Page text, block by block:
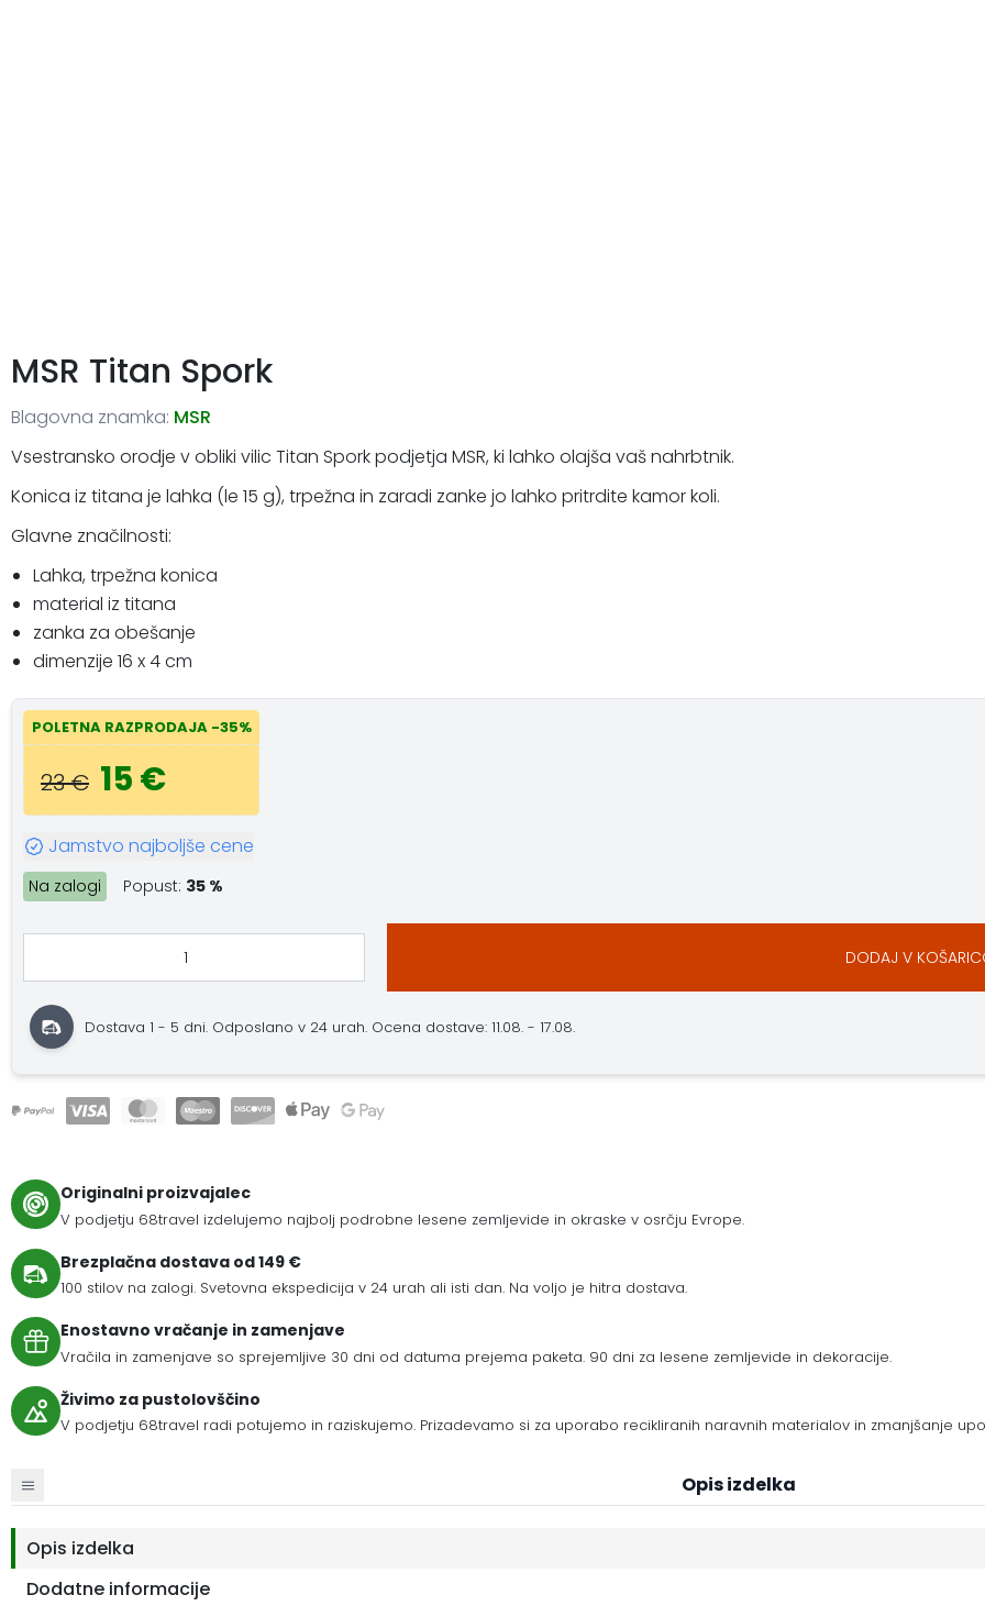
MSR Titan Spork
Blagovna znamka: MSR
Vsestransko orodje v obliki vilic Titan Spork podjetja MSR, ki lahko olajša vaš nahrbtnik.
Konica iz titana je lahka (le 15 g), trpežna in zaradi zanke jo lahko pritrdite kamor koli.
Glavne značilnosti:
Lahka, trpežna konica
material iz titana
zanka za obešanje
dimenzije 16 x 4 cm
POLETNA RAZPRODAJA -35%
23 € 15 €
Jamstvo najboljše cene
Na zalogi Popust: 35 %
DODAJ V
Dostava 1 - 5 dni. Odposlano v 24 urah. Ocena dostave: 11.08. - 17.08.
Originalni proizvajalec
V podjetju 68travel izdelujemo najbolj podrobne lesene zemljevide in okraske v osrčju Evrope.
Brezplačna dostava od 149 €
100 stilov na zalogi. Svetovna ekspedicija v 24 urah ali isti dan. Na voljo je hitra dostava.
Enostavno vračanje in zamenjave
Vračila in zamenjave so sprejemljive 30 dni od datuma prejema paketa. 90 dni za lesene zemljevide in dekoracije.
Živimo za pustolovščino
V podjetju 68travel radi potujemo in raziskujemo. Prizadevamo si za uporabo recikliranih naravnih materialov in zmanjšanje
Opis izdelka
Opis izdelka
Dodatne informacije